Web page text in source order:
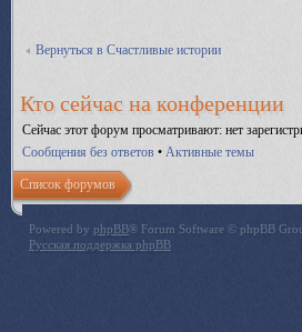
Вернуться в Счастливые истории
Кто сейчас на конференции
Сейчас этот форум просматривают: нет
Сообщения без ответов • Активные темы
Список форумов
Powered by phpBB® Forum Software © phpBB
Русская поддержка phpBB